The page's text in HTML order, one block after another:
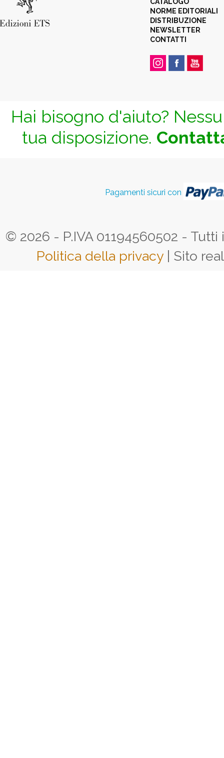
NORME EDITORIALI
DISTRIBUZIONE
NEWSLETTER
CONTATTI
Hai bisogno d'aiuto?
tua disposizione.
Pagamenti sicuri con
© 2026 - P.IVA 01194560502 -
Politica della privacy | Sito